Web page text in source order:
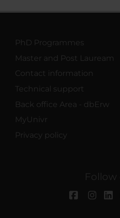
PhD Programmes
Master and Post Lauream
Contact information
Technical support
Back office Area - dbErw
MyUnivr
Privacy policy
Follow